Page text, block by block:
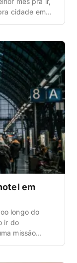
cidade em
de […]
em
longo do
ir do
missão
FRA é um